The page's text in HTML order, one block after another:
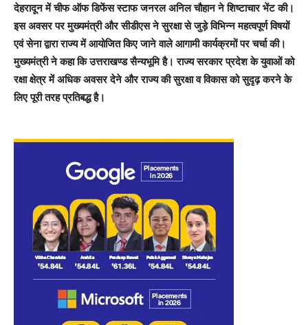
देहरादून में चीफ ऑफ डिफेंस स्टाफ जनरल अनिल चौहान ने शिष्टाचार भेंट की।
इस अवसर पर मुख्यमंत्री और सीडीएस ने सुरक्षा से जुड़े विभिन्न महत्वपूर्ण विषयों
एवं सेना द्वारा राज्य में आयोजित किए जाने वाले आगामी कार्यक्रमों पर चर्चा की।
मुख्यमंत्री ने कहा कि उत्तराखण्ड सैन्यभूमि है। राज्य सरकार प्रदेश के युवाओं को
रक्षा क्षेत्र में अधिक अवसर देने और राज्य की सुरक्षा व विकास को सुदृढ़ करने के
लिए पूरी तरह प्रतिबद्ध है।